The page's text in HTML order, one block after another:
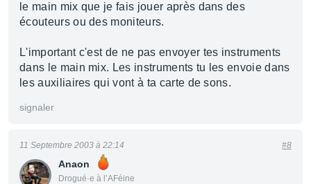
le main mix que je fais jouer après dans des
écouteurs ou des moniteurs.
L'important c'est de ne pas envoyer tes instruments
dans le main mix. Les instruments tu les envoie dans
les auxiliaires qui vont à ta carte de sons.
signaler
Anaon
Drogué·e à l’AFéine
11 Septembre 2003 à 22:14 #8